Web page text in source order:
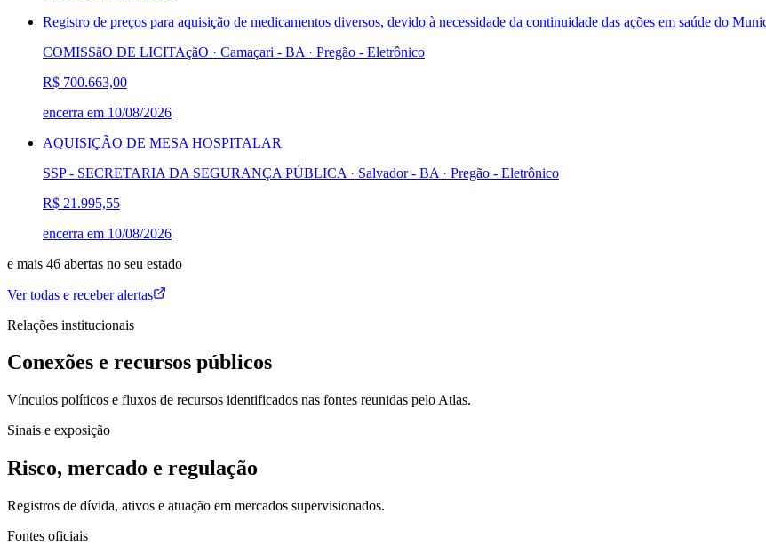
Registro de preços para aquisição de medicamentos diversos, devido à necessidade da continuidade das ações em saúde do
COMISSãO DE LICITAçãO · Camaçari - BA · Pregão - Eletrônico
R$ 700.663,00
encerra em 10/08/2026
AQUISIÇÃO DE MESA HOSPITALAR
SSP - SECRETARIA DA SEGURANÇA PÚBLICA · Salvador - BA · Pregão - Eletrônico
R$ 21.995,55
encerra em 10/08/2026
e mais 46 abertas no seu estado
Ver todas e receber alertas
Relações institucionais
Conexões e recursos públicos
Vínculos políticos e fluxos de recursos identificados nas fontes reunidas pelo Atlas.
Sinais e exposição
Risco, mercado e regulação
Registros de dívida, ativos e atuação em mercados supervisionados.
Fontes oficiais